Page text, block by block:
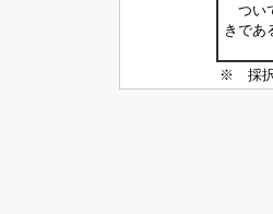
つい
きであ
※ 採択